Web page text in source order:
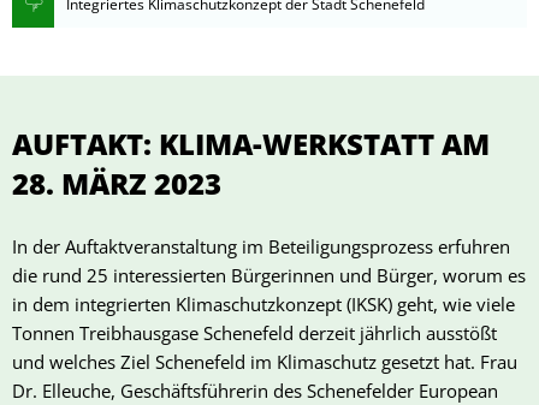
AUFTAKT: KLIMA-WERKSTATT AM
28. MÄRZ 2023
In der Auftaktveranstaltung im Beteiligungsprozess erfuhren
die rund 25 interessierten Bürgerinnen und Bürger, worum es
in dem integrierten Klimaschutzkonzept (IKSK) geht, wie viele
Tonnen Treibhausgase Schenefeld derzeit jährlich ausstößt
und welches Ziel Schenefeld im Klimaschutz gesetzt hat. Frau
Dr. Elleuche, Geschäftsführerin des Schenefelder European